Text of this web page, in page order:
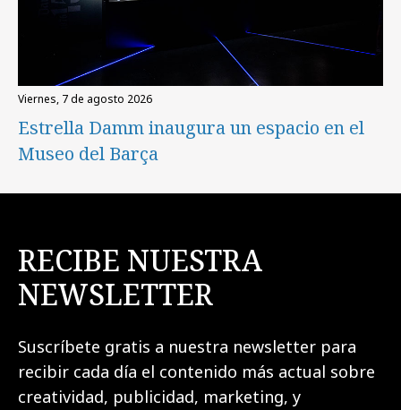
viernes, 7 de agosto 2026
Estrella Damm inaugura un espacio en el
Museo del Barça
RECIBE NUESTRA
NEWSLETTER
Suscríbete gratis a nuestra newsletter para
recibir cada día el contenido más actual sobre
creatividad, publicidad, marketing, y